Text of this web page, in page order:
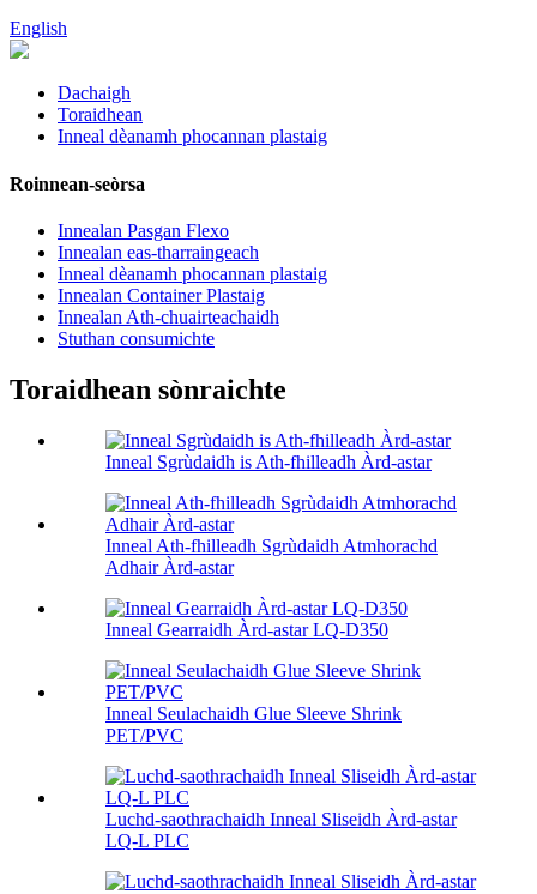
English
Dachaigh
Toraidhean
Inneal dèanamh phocannan plastaig
Roinnean-seòrsa
Innealan Pasgan Flexo
Innealan eas-tharraingeach
Inneal dèanamh phocannan plastaig
Innealan Container Plastaig
Innealan Ath-chuairteachaidh
Stuthan consumichte
Toraidhean sònraichte
Inneal Sgrùdaidh is Ath-fhilleadh Àrd-astar
Inneal Ath-fhilleadh Sgrùdaidh Atmhorachd
Adhair Àrd-astar
Inneal Gearraidh Àrd-astar LQ-D350
Inneal Seulachaidh Glue Sleeve Shrink
PET/PVC
Luchd-saothrachaidh Inneal Sliseidh Àrd-astar
LQ-L PLC